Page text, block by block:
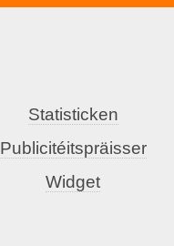
Statisticken
Publicitéitspräisser
Widget